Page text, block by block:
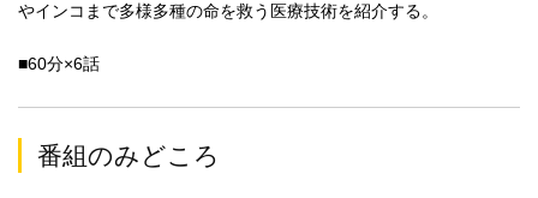
やインコまで多様多種の命を救う医療技術を紹介する。
■60分×6話
番組のみどころ